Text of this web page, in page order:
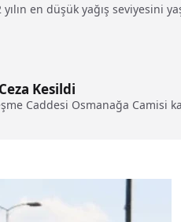
en düşük yağış seviyesini
Kesildi
Caddesi Osmanağa Camisi